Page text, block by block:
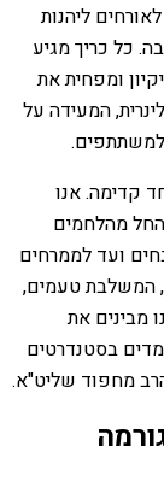
ליהנות
כל כריך מגיע
ומפחית את
המעידה על
למשתתפים.
קדימה. אנו
החל מהלחמים
ועד לממרחים
המשלבת טעמים,
מבינים את
בסטנדרטים
מחפוד שליט"א.